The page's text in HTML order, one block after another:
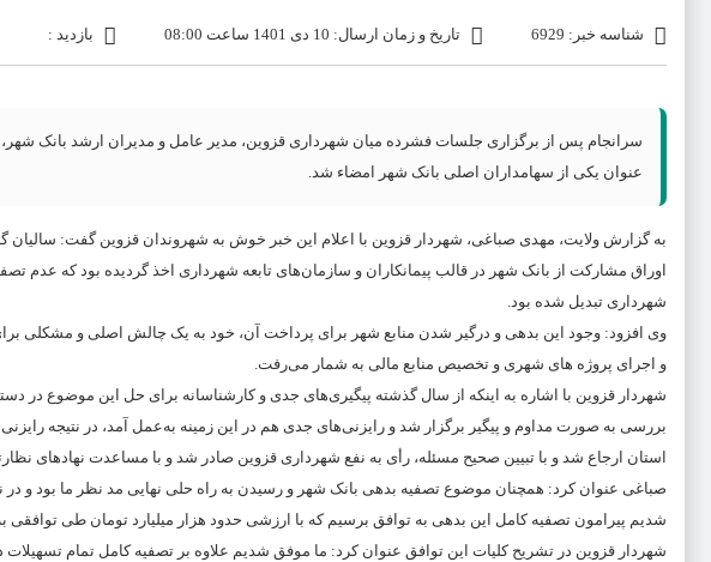
شناسه خبر: 6929 تاریخ و زمان ارسال: 10 دی 1401 ساعت 08:00 بازدید :
سرانجام پس از برگزاری جلسات فشرده میان شهرداری قزوین، مدیر عامل و مدیران ارشد بانک
عنوان یکی از سهامداران اصلی بانک شهر امضاء شد.
به گزارش ولایت، مهدی صباغی، شهردار قزوین با اعلام این خبر خوش به شهروندان قزوین گفت: سالیان
اوراق مشارکت از بانک شهر در قالب پیمانکاران و سازمان‌های تابعه شهرداری اخذ گردیده بود که عدم
شهرداری تبدیل شده بود.
وی افزود: وجود این بدهی و درگیر شدن منابع شهر برای پرداخت آن، خود به یک چالش اصلی و مشکلی
و اجرای پروژه های شهری و تخصیص منابع مالی به شمار می‌رفت.
شهردار قزوین با اشاره به اینکه از سال گذشته پیگیری‌های جدی و کارشناسانه برای حل این موضوع در
بررسی به صورت مداوم و پیگیر برگزار شد و رایزنی‌های جدی هم در این زمینه به‌عمل آمد، در نتیجه
استان ارجاع شد و با تبیین صحیح مسئله، رأی به نفع شهرداری قزوین صادر شد و با مساعدت نهادهای
صباغی عنوان کرد: همچنان موضوع تصفیه بدهی بانک شهر و رسیدن به راه حلی نهایی مد نظر ما بود و در
شدیم پیرامون تصفیه کامل این بدهی به توافق برسیم که با ارزشی حدود هزار میلیارد تومان طی توافقی
شهردار قزوین در تشریح کلیات این توافق عنوان کرد: ما موفق شدیم علاوه بر تصفیه کامل تمام تسهیلات